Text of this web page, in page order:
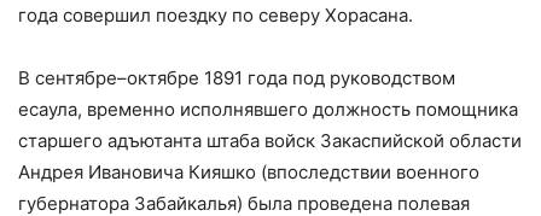
года совершил поездку по северу Хорасана.
В сентябре–октябре 1891 года под руководством
есаула, временно исполнявшего должность помощника
старшего адъютанта штаба войск Закаспийской области
Андрея Ивановича Кияшко (впоследствии военного
губернатора Забайкалья) была проведена полевая